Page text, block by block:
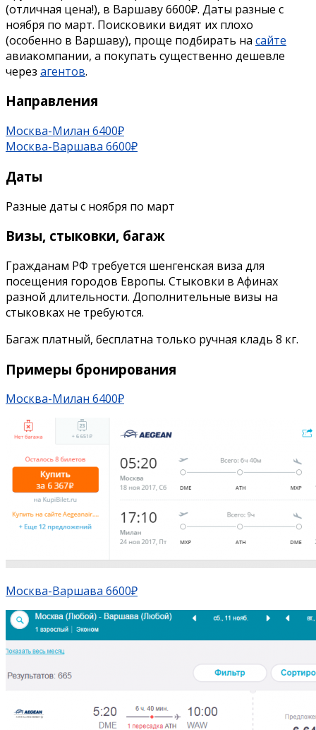
(отличная цена!), в Варшаву 6600₽. Даты разные с
ноября по март. Поисковики видят их плохо
(особенно в Варшаву), проще подбирать на сайте
авиакомпании, а покупать существенно дешевле
через агентов.
Направления
Москва-Милан 6400₽
Москва-Варшава 6600₽
Даты
Разные даты с ноября по март
Визы, стыковки, багаж
Гражданам РФ требуется шенгенская виза для
посещения городов Европы. Стыковки в Афинах
разной длительности. Дополнительные визы на
стыковках не требуются.
Багаж платный, бесплатна только ручная кладь 8 кг.
Примеры бронирования
Москва-Милан 6400₽
Москва-Варшава 6600₽